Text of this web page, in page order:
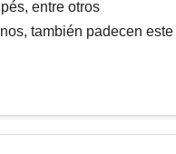
entre otros
también padecen este